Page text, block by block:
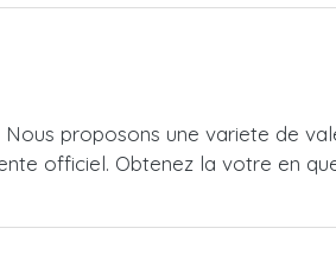
proposons une variete de
officiel. Obtenez la votre en